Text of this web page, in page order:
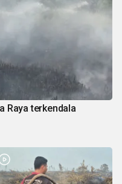
Raya terkendala